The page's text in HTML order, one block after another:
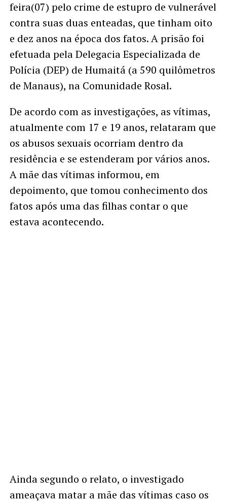
feira(07) pelo crime de estupro de vulnerável
contra suas duas enteadas, que tinham oito
e dez anos na época dos fatos. A prisão foi
efetuada pela Delegacia Especializada de
Polícia (DEP) de Humaitá (a 590 quilômetros
de Manaus), na Comunidade Rosal.
De acordo com as investigações, as vítimas,
atualmente com 17 e 19 anos, relataram que
os abusos sexuais ocorriam dentro da
residência e se estenderam por vários anos.
A mãe das vítimas informou, em
depoimento, que tomou conhecimento dos
fatos após uma das filhas contar o que
estava acontecendo.
Ainda segundo o relato, o investigado
ameaçava matar a mãe das vítimas caso os